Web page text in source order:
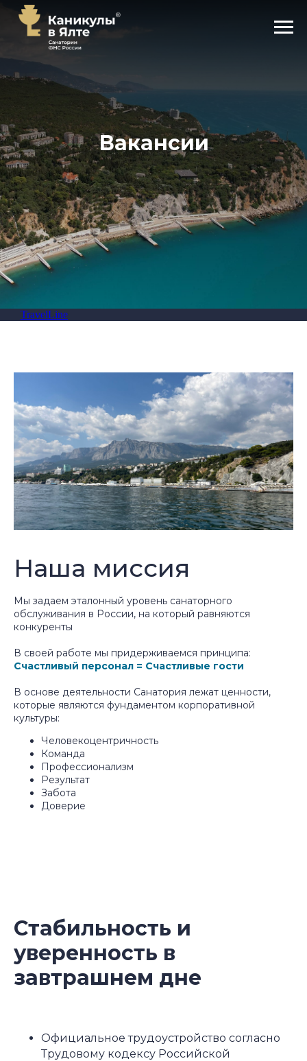
Вакансии
TravelLine
Наша миссия
Мы задаем эталонный уровень санаторного
обслуживания в России, на который равняются
конкуренты
В своей работе мы придерживаемся принципа:
Счастливый персонал = Счастливые гости
В основе деятельности Санатория лежат ценности,
которые являются фундаментом корпоративной
культуры:
Человекоцентричность
Команда
Профессионализм
Результат
Забота
Доверие
Стабильность и
уверенность в
завтрашнем дне
Официальное трудоустройство согласно
Трудовому кодексу Российской